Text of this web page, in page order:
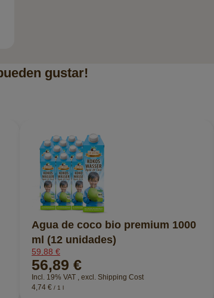
gustar!
Agua de coco bio premium 1000
ml (12 unidades)
59,88 €
56,89 €
Incl. 19% VAT excl. Shipping Cost
4,74 € / 1 l